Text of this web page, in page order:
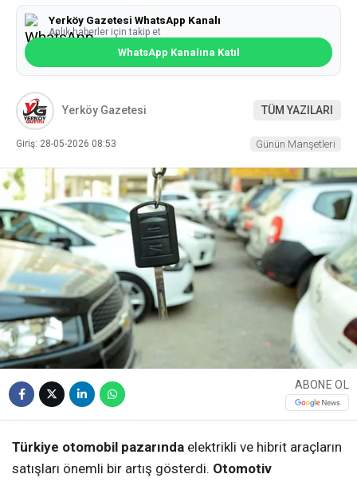
Yerköy Gazetesi WhatsApp Kanalı
Anlık haberler için takip et
WhatsApp Kanalına Katıl
Yerköy Gazetesi TÜM YAZILARI
Giriş: 28-05-2026 08:53 Günün Manşetleri
ABONE OL
Türkiye otomobil pazarında elektrikli ve hibrit araçların
satışları önemli bir artış gösterdi. Otomotiv